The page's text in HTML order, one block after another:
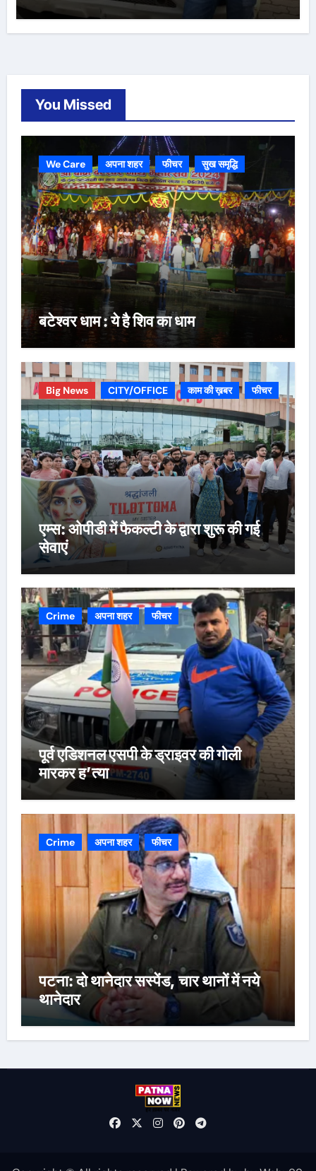
You Missed
We Care अपना शहर फीचर सुख समृद्धि
बटेश्वर धाम : ये है शिव का धाम
Big News CITY/OFFICE काम की ख़बर फीचर
एम्स: ओपीडी में फैकल्टी के द्वारा शुरू की गई
सेवाएं
Crime अपना शहर फीचर
पूर्व एडिशनल एसपी के ड्राइवर की गोली
मारकर ह’त्या
Crime अपना शहर फीचर
पटना: दो थानेदार सस्पेंड, चार थानों में नये
थानेदार